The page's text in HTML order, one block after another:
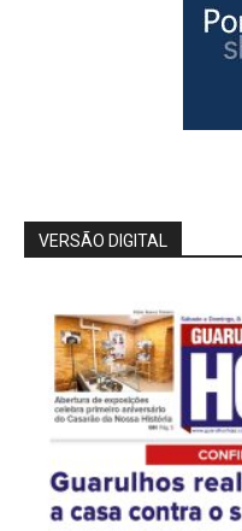
VERSÃO DIGITAL